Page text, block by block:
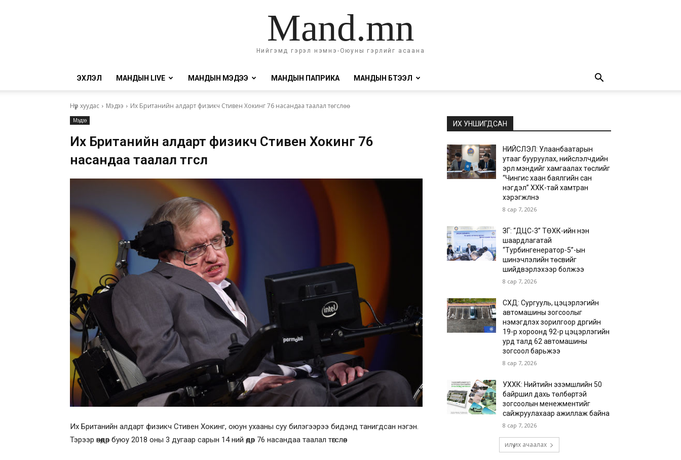
Mand.mn
Нийгэмд гэрэл нэмнэ-Оюуны гэрлийг асаана
ЭХЛЭЛ МАНДЫН LIVE МАНДЫН МЭДЭЭ МАНДЫН ПАПРИКА МАНДЫН БҮТЭЭЛ
Нүүр хуудас Мэдээ Их Британийн алдарт физикч Стивен Хокинг 76 насандаа таалал төгслөө
Мэдээ
Их Британийн алдарт физикч Стивен Хокинг 76
насандаа таалал төгслөө
Их Британийн алдарт физикч Стивен Хокинг, оюун ухааны суу билэгээрээ бидэнд танигдсан нэгэн.
Тэрээр өнөөдөр буюу 2018 оны 3 дугаар сарын 14 ний өдөр 76 насандаа таалал төгслөө.
ИХ УНШИГДСАН
НИЙСЛЭЛ: Улаанбаатарын
утааг бууруулах, нийслэлчүүдийн
эрүүл мэндийг хамгаалах төслийг
“Чингис хаан баялгийн сан
нэгдэл” ХХК-тай хамтран
хэрэгжүүлнэ
8 сар 7, 2026
ЗГ: “ДЦС-3” ТӨХК-ийн нэн
шаардлагатай
“Турбингенератор-5”-ын
шинэчлэлийн төсвийг
шийдвэрлэхээр болжээ
8 сар 7, 2026
СХД: Сургууль, цэцэрлэгийн
автомашины зогсоолыг
нэмэгдүүлэх зорилгоор дүүргийн
19-р хороонд 92-р цэцэрлэгийн
урд талд 62 автомашины
зогсоол барьжээ
8 сар 7, 2026
УХХК: Нийтийн эзэмшлийн 50
байршил дахь төлбөртэй
зогсоолын менежментийг
сайжруулахаар ажиллаж байна
8 сар 7, 2026
илүү их ачаалах